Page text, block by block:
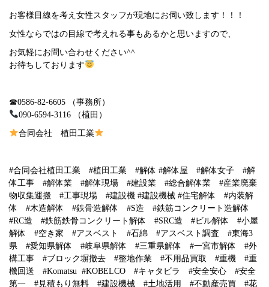
お客様目線を考え女性スタッフが現地にお伺い致します！！！
女性ならではの目線で考えれる事もあるかと思いますので、
お気軽にお問い合わせください^^
お待ちしております
☎︎0586-82-6605 （事務所）
090-6594-3116 （植田）
合同会社 植田工業
#合同会社植田工業 #植田工業 #解体 #解体屋 #解体女子 #解
体工事 #解体業 #解体現場 #建設業 #総合解体業 #産業廃棄
物収集運搬 #工事現場 #建設機 #建設機械 #住宅解体 #内装解
体 #木造解体 #鉄骨造解体 #S造 #鉄筋コンクリート造解体
#RC造 #鉄筋鉄骨コンクリート解体 #SRC造 #ビル解体 #小屋
解体 #空き家 #アスベスト #石綿 #アスベスト調査 #東海3
県 #愛知県解体 #岐阜県解体 #三重県解体 #一宮市解体 #外
構工事 #ブロック塀撤去 #整地作業 #不用品買取 #重機 #重
機回送 #Komatsu #KOBELCO #キャタビラ #安全安心 #安全
第一 # 見積もり無料 #建設機械 #土地活用 #不動産売買 #花